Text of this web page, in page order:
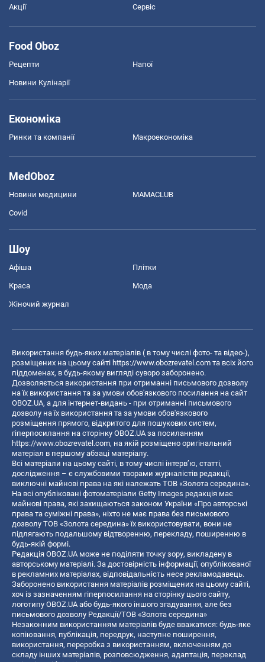
Акції Сервіс
Food Oboz
Рецепти Напої
Новини Кулінарії
Економіка
Ринки та компанії Макроекономіка
MedOboz
Новини медицини MAMACLUB
Covid
Шоу
Афіша Плітки
Краса Мода
Жіночий журнал
Використання будь-яких матеріалів ( в тому числі фото- та відео-),
розміщених на цьому сайті https://www.obozrevatel.com та всіх його
піддоменах, в будь-якому вигляді суворо заборонено.
Дозволяється використання при отриманні письмового дозволу
на їх використання та за умови обов'язкового посилання на сайт
OBOZ.UA, а для інтернет-видань - при отриманні письмового
дозволу на їх використання та за умови обов'язкового
розміщення прямого, відкритого для пошукових систем,
гіперпосилання на сторінку OBOZ.UA за посиланням
https://www.obozrevatel.com, на якій розміщено оригінальний
матеріал в першому абзаці матеріалу.
Всі матеріали на цьому сайті, в тому числі інтерв’ю, статті,
дослідження – є службовими творами журналістів редакції,
виключні майнові права на які належать ТОВ «Золота середина».
На всі опубліковані фотоматеріали Getty Images редакція має
майнові права, які захищаються законом України «Про авторські
права та суміжні права», ніхто не має права без письмового
дозволу ТОВ «Золота середина» їх використовувати, вони не
підлягають подальшому відтворенню, перекладу, поширенню в
будь-якій формі.
Редакція OBOZ.UA може не поділяти точку зору, викладену в
авторському матеріалі. За достовірність інформації, опублікованої
в рекламних матеріалах, відповідальність несе рекламодавець.
Заборонено використання матеріалів розміщених на цьому сайті,
хоч із зазначенням гіперпосилання на сторінку цього сайту,
логотипу OBOZ.UA або будь-якого іншого згадування, але без
письмового дозволу Редакції/ТОВ «Золота середина»
Незаконним використанням матеріалів буде вважатися: будь-яке
копiювання, публiкацiя, передрук, наступне поширення,
використання, переробка з використанням, включенням до
складу інших матеріалів, розповсюдження, адаптація, переклад